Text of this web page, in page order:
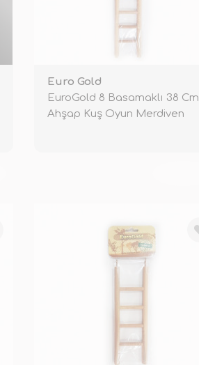
Euro Gold
EuroGold 8 Basamaklı 38 Cm
Ahşap Kuş Oyun Merdiven